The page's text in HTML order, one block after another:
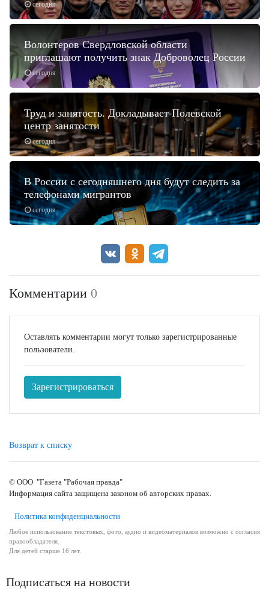
сегодня
сегодня
Волонтеров Свердловской области
приглашают получить знак Доброволец России
сегодня
Труд и занятость. Докладывает Полевской
центр занятости
сегодня
В России с сегодняшнего дня будут следить за
телефонами мигрантов
Комментарии 0
Оставлять комментарии могут только зарегистрированные
пользователи.
Зарегистрироваться
Возврат к списку
© ООО "Газета "Рабочая правда"
Информация сайта защищена законом об авторских правах.
Политика конфиденциальности
Любое использование текстовых, фото, аудио и видеоматериалов возможно с согласия
правообладателя.
Для детей старше 16 лет.
Подписаться на новости